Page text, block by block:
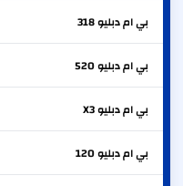
بي ام دبليو318
بي ام دبليو520
بي ام دبليوX3
بي ام دبليو120